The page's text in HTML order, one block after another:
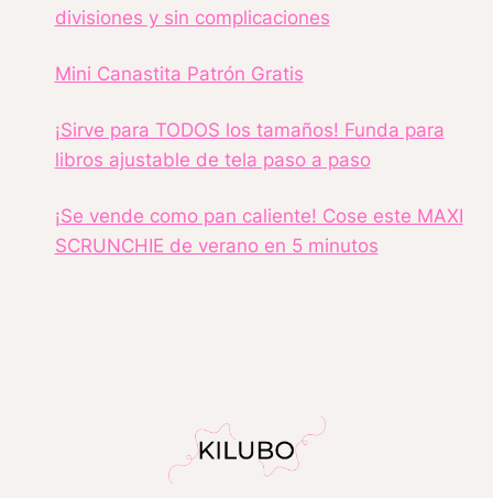
divisiones y sin complicaciones
Mini Canastita Patrón Gratis
¡Sirve para TODOS los tamaños! Funda para
libros ajustable de tela paso a paso
¡Se vende como pan caliente! Cose este MAXI
SCRUNCHIE de verano en 5 minutos